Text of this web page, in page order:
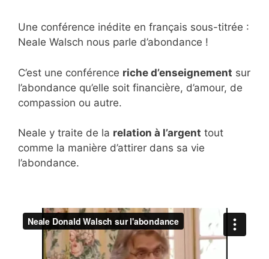
Une conférence inédite en français sous-titrée :
Neale Walsch nous parle d’abondance !
C’est une conférence riche d’enseignement sur
l’abondance qu’elle soit financière, d’amour, de
compassion ou autre.
Neale y traite de la relation à l’argent tout
comme la manière d’attirer dans sa vie
l’abondance.